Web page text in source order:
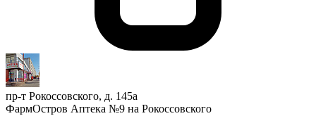
пр-т Рокоссовского, д. 145а
ФармОстров Аптека №9 на Рокоссовского